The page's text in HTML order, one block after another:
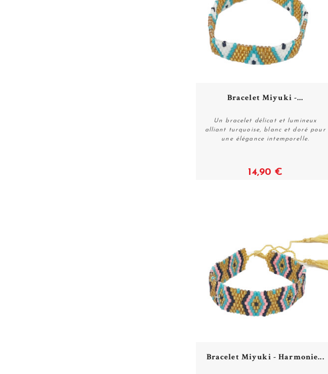
Bracelet Miyuki -...
Un bracelet délicat et lumineux
alliant turquoise, blanc et doré pour
une élégance intemporelle.
14,90 €
Bracelet Miyuki - Harmonie...